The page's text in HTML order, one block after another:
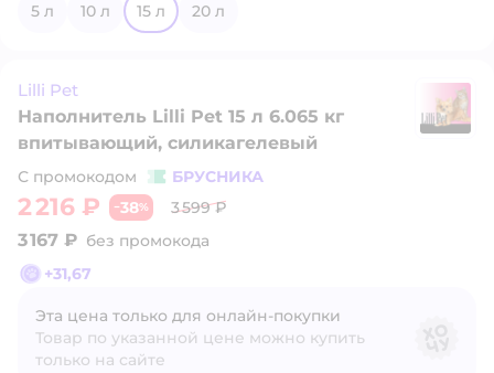
5 л
10 л 15 л 20 л
Lilli Pet
Наполнитель Lilli Pet 15 л 6.065 кг
впитывающий, силикагелевый
С промокодом БРУСНИКА
2 216 ₽ −38% 3 599 ₽
3 167 ₽ без промокода
+31,67
Эта цена только для онлайн‑покупки
Товар по указанной цене можно купить
только на сайте